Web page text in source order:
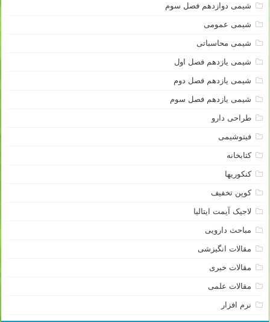
شیمی دوازدهم فصل سوم
شیمی عمومی
شیمی محاسباتی
شیمی یازدهم فصل اول
شیمی یازدهم فصل دوم
شیمی یازدهم فصل سوم
طراحی دارو
فیتوشیمی
کتابخانه
کنکوریها
کوپن تخفیف
لاجیک آیمت ایتالیا
مباحث دارویی
مقالات انگیزشی
مقالات خبری
مقالات علمی
نرم افزار